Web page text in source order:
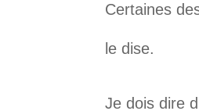
Certaines
le dise.
Je dois dire